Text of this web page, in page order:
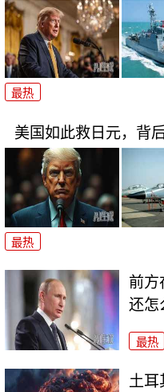
最热
美国如此救日元，背
最热
前方
还怎
最热
土耳